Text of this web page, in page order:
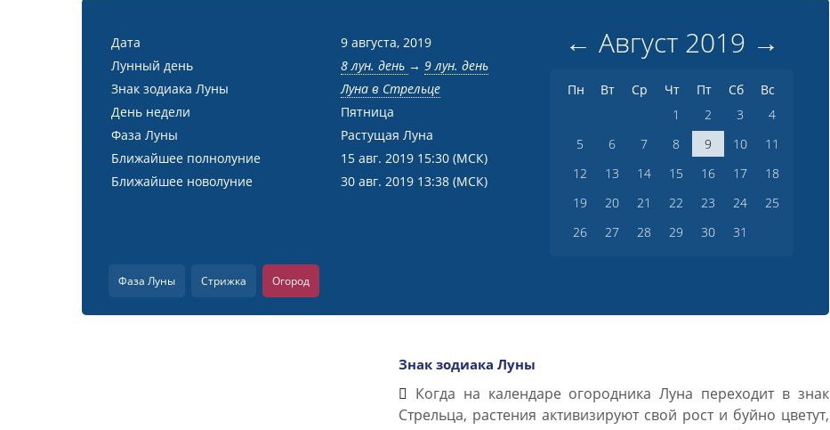
Дата
9 августа, 2019
Лунный день
8 лун. день → 9 лун. день
Знак зодиака Луны
Луна в Стрельце
День недели
Пятница
Фаза Луны
Растущая Луна
Ближайшее полнолуние
15 авг. 2019 15:30 (МСК)
Ближайшее новолуние
30 авг. 2019 13:38 (МСК)
← Август 2019 →
Пн Вт Ср Чт Пт Сб
Вс
1
2 3
4
5
6 7 8 9 10
11
12
13 14 15 16 17
18
19
20 21 22 23 24
25
26
27 28 29 30 31
Фаза Луны Стрижка Огород
Знак зодиака Луны
Когда на календаре огородника Луна переходит в знак
Стрельца, растения активизируют свой рост и буйно цветут,